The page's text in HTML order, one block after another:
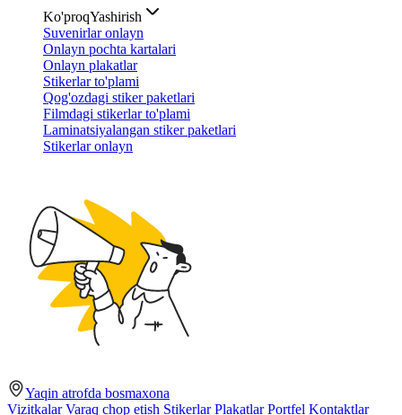
Ko'proqYashirish
Suvenirlar onlayn
Onlayn pochta kartalari
Onlayn plakatlar
Stikerlar to'plami
Qog'ozdagi stiker paketlari
Filmdagi stikerlar to'plami
Laminatsiyalangan stiker paketlari
Stikerlar onlayn
Yaqin atrofda bosmaxona
VizitkalarVaraq chop etish StikerlarPlakatlarPortfel Kontaktlar